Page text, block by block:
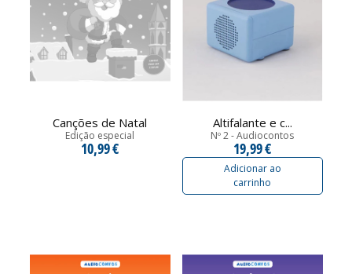
Canções de Natal
Edição especial
10,99 €
Altifalante e c...
Nº 2 - Audiocontos
19,99 €
Adicionar ao
carrinho